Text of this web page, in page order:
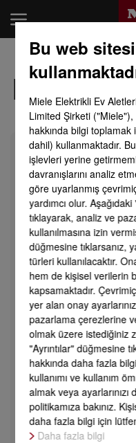
SEKTÖRLER
BILGI MERKEZI
ÜRÜNLER
SHOP
SERVIS & DESTEK
ÖZEL MÜŞTERILER
Arama
Not defteri
Bize
Diğer
Talebinizin
Size daha iyi destek
talebinizin hangi
belirtiniz.
Mesajınız
Bu web
Miele Elektrikli Ev
Limited Şirketi ("Miele"),
hakkında bilgi
dahil) kullanmaktadır.
işlevleri yerine
davranışlarını analiz
göre uyarlanmış
yardımcı olur.
tıklayarak, analiz ve
kullanılmasına izin
düğmesine tıklarsanız,
türleri kullanılacaktır.
hem de kişisel verilerin
kapsamaktadır.
yer alan onay
pazarlama çerezlerine
olmak üzere istediğiniz
"Ayrıntılar" düğmesine
hakkında daha fazla
kullanımı ve kullanım
almak veya
politikamıza bakınız.
daha fazla bilgi için
Daha fazla bilgi